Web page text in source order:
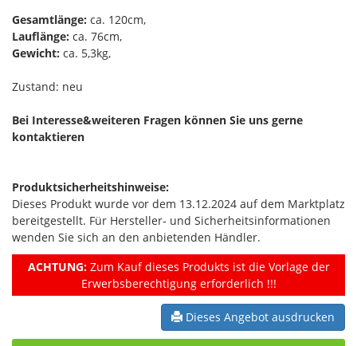
Gesamtlänge: ca. 120cm,
Lauflänge: ca. 76cm,
Gewicht: ca. 5,3kg,
Zustand: neu
Bei Interesse&weiteren Fragen können Sie uns gerne
kontaktieren
Produktsicherheitshinweise:
Dieses Produkt wurde vor dem 13.12.2024 auf dem Marktplatz
bereitgestellt. Für Hersteller- und Sicherheitsinformationen
wenden Sie sich an den anbietenden Händler.
ACHTUNG:Zum Kauf dieses Produkts ist die Vorlage der
Erwerbsberechtigung erforderlich !!!
Dieses Angebot ausdrucken